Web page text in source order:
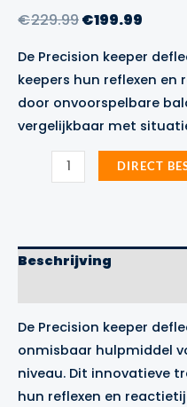
€229.99
was:
€229.99.
€199.99
is:
De Precision keeper
keepers hun reflexen
door onvoorspelbare
vergelijkbaar met
Precision
deflector
DIRECT
Beschrijving
De Precision keeper
onmisbaar hulpmiddel
niveau. Dit innovatieve
hun reflexen en